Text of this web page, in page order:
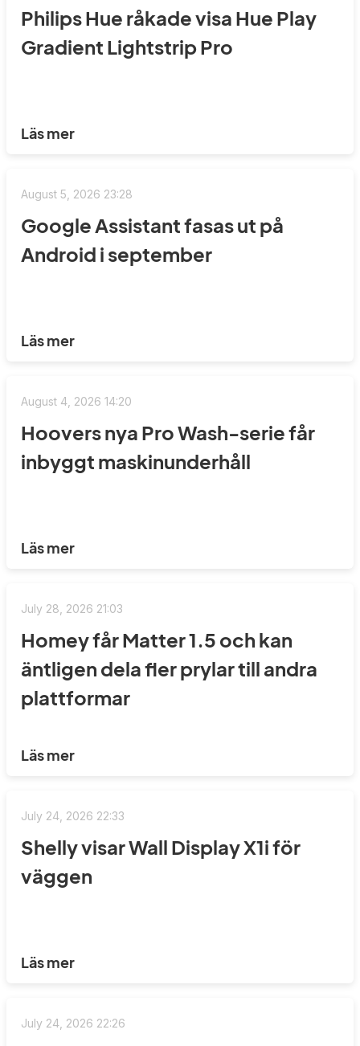
Philips Hue råkade visa Hue Play
Gradient Lightstrip Pro
Läs mer
August 5, 2026 23:28
Google Assistant fasas ut på
Android i september
Läs mer
August 4, 2026 14:20
Hoovers nya Pro Wash-serie får
inbyggt maskinunderhåll
Läs mer
July 28, 2026 21:03
Homey får Matter 1.5 och kan
äntligen dela fler prylar till andra
plattformar
Läs mer
July 24, 2026 22:33
Shelly visar Wall Display X1i för
väggen
Läs mer
July 24, 2026 22:26